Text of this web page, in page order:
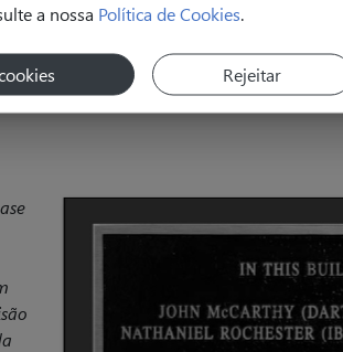
a nossa Política de Cookies.
Rejeitar